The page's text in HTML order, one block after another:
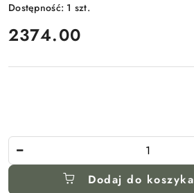
Dostępność: 1 szt.
cena:
2374.00
Dodaj do koszyka